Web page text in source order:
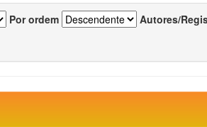
Por ordem Autores/